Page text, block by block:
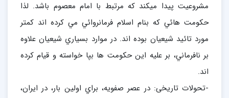
مشروعيت پيدا ميكند كه مرتبط با امام معصوم باشد. لذا
حكومت هائي كه بنام اسلام فرمانروائي مي كرده اند كمتر
مورد تائيد شيعيان بوده اند. در موارد بسياري شيعيان علاوه
بر نافرماني، بر عليه اين حكومت ها بپا خواسته و قيام كرده
اند.
-تحولات تاریخی: در عصر صفويه، براي اولين بار، در ايران،